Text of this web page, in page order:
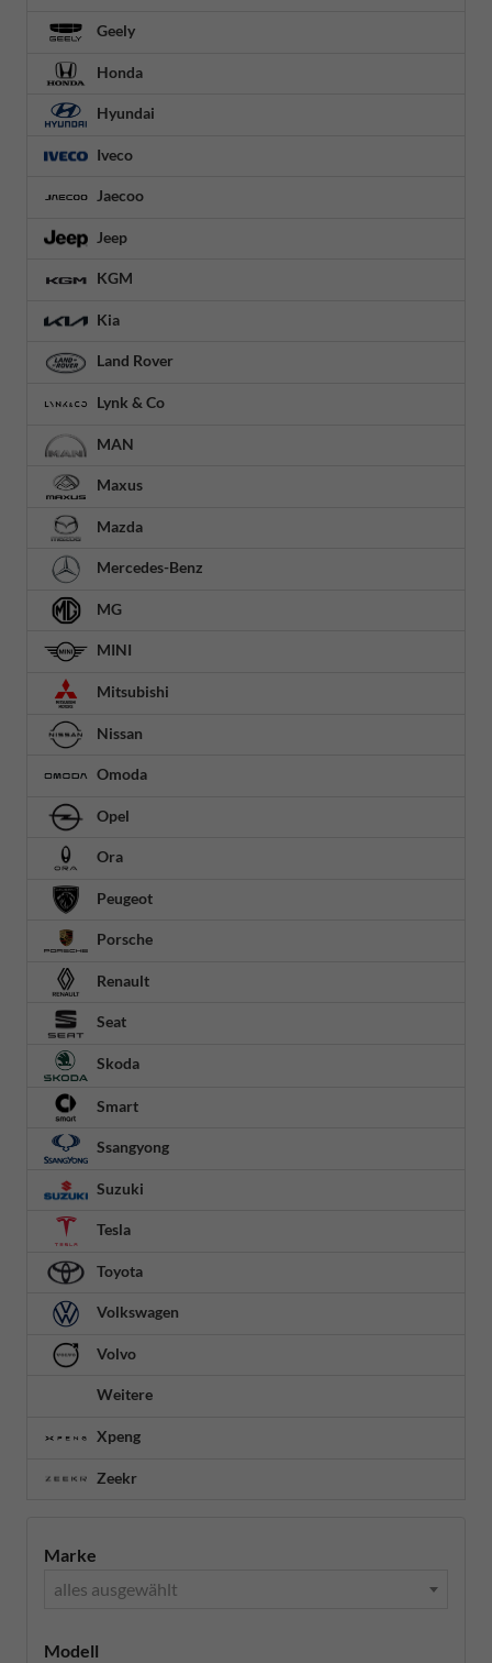
Geely
Honda
Hyundai
Iveco
Jaecoo
Jeep
KGM
Kia
Land Rover
Lynk & Co
MAN
Maxus
Mazda
Mercedes-Benz
MG
MINI
Mitsubishi
Nissan
Omoda
Opel
Ora
Peugeot
Porsche
Renault
Seat
Skoda
Smart
Ssangyong
Suzuki
Tesla
Toyota
Volkswagen
Volvo
Weitere
Xpeng
Zeekr
Marke
alles ausgewählt
Modell